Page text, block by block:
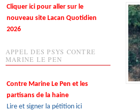
Cliquer ici pour aller sur le
nouveau site Lacan Quotidien
2026
APPEL DES PSYS CONTRE
MARINE LE PEN
Contre Marine Le Pen et les
partisans de la haine
Lire et signer la pétition ici